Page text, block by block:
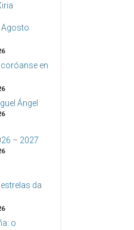
Agosto
coróanse en
Ángel
– 2027
da
o